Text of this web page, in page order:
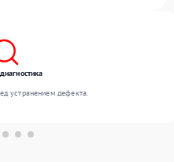
устранением дефекта.